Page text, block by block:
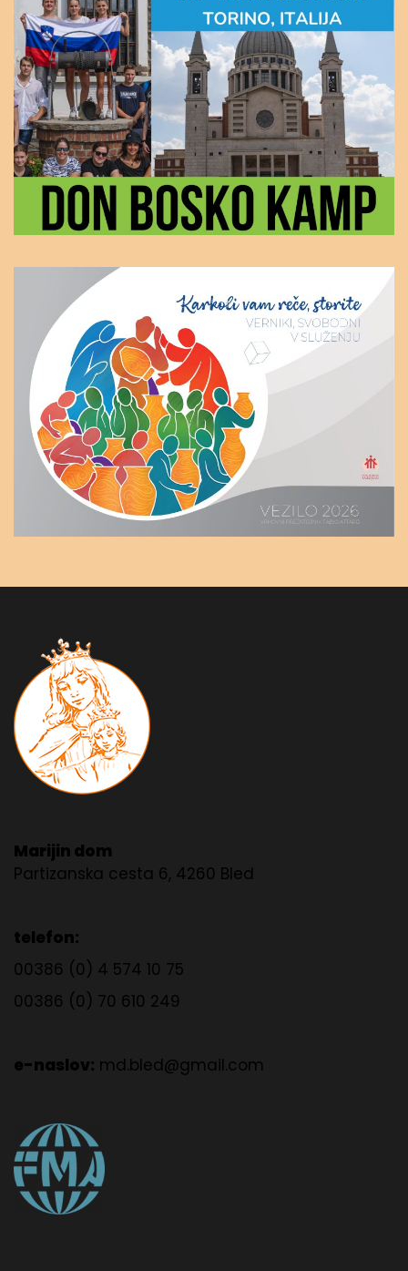
Marijin dom
Partizanska cesta 6, 4260 Bled
telefon:
00386 (0) 4 574 10 75
00386 (0) 70 610 249
e-naslov: md.bled@gmail.com